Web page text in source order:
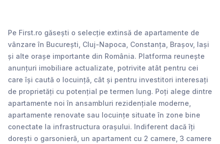
Pe First.ro găsești o selecție extinsă de apartamente de
vânzare în București, Cluj-Napoca, Constanța, Brașov, Iași
și alte orașe importante din România. Platforma reunește
anunțuri imobiliare actualizate, potrivite atât pentru cei
care își caută o locuință, cât și pentru investitori interesați
de proprietăți cu potențial pe termen lung. Poți alege dintre
apartamente noi în ansambluri rezidențiale moderne,
apartamente renovate sau locuințe situate în zone bine
conectate la infrastructura orașului. Indiferent dacă îți
dorești o garsonieră, un apartament cu 2 camere, 3 camere